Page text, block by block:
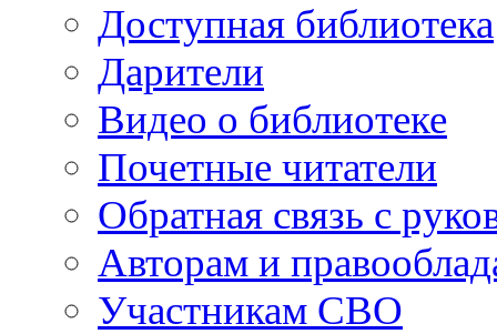
Доступная библиотека
Дарители
Видео о библиотеке
Почетные читатели
Обратная связь с
Авторам и
Участникам СВО